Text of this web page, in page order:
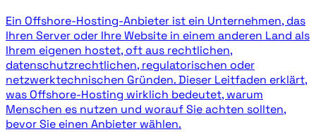
Ein Offshore-Hosting-Anbieter ist ein Unternehmen, das
Ihren Server oder Ihre Website in einem anderen Land als
Ihrem eigenen hostet, oft aus rechtlichen,
datenschutzrechtlichen, regulatorischen oder
netzwerktechnischen Gründen. Dieser Leitfaden erklärt,
was Offshore-Hosting wirklich bedeutet, warum
Menschen es nutzen und worauf Sie achten sollten,
bevor Sie einen Anbieter wählen.